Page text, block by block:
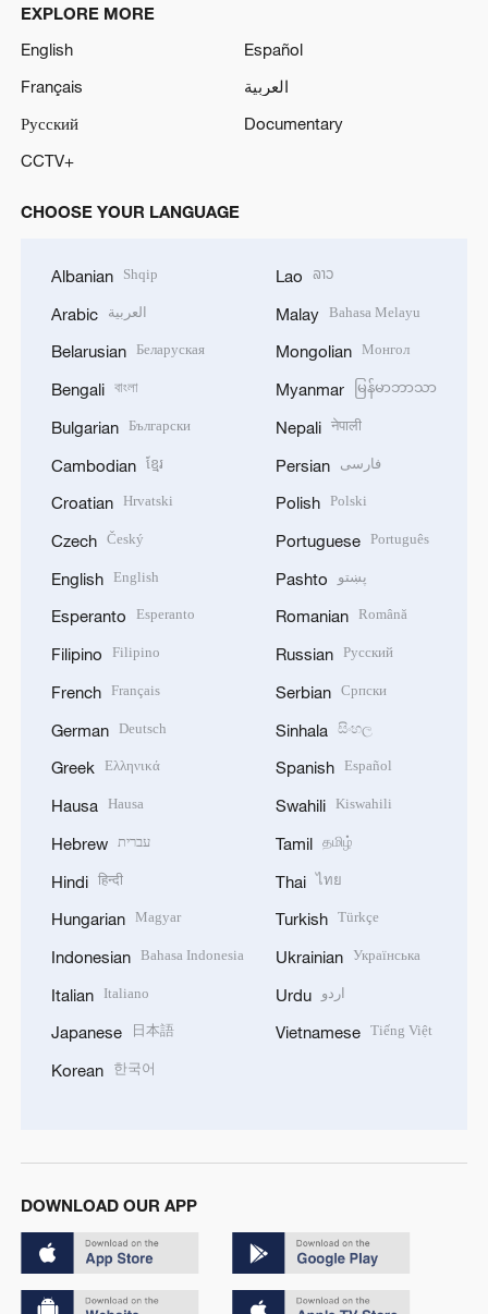
EXPLORE MORE
English
Español
Français
العربية
Русский
Documentary
CCTV+
CHOOSE YOUR LANGUAGE
Albanian Shqip
Arabic العربية
Belarusian Беларуская
Bengali বাংলা
Bulgarian Български
Cambodian ខ្មែរ
Croatian Hrvatski
Czech Český
English English
Esperanto Esperanto
Filipino Filipino
French Français
German Deutsch
Greek Ελληνικά
Hausa Hausa
Hebrew עברית
Hindi हिन्दी
Hungarian Magyar
Indonesian Bahasa Indonesia
Italian Italiano
Japanese 日本語
Korean 한국어
Lao ລາວ
Malay Bahasa Melayu
Mongolian Монгол
Myanmar မြန်မာဘာသာ
Nepali नेपाली
Persian فارسی
Polish Polski
Portuguese Português
Pashto پښتو
Romanian Română
Russian Русский
Serbian Српски
Sinhala සිංහල
Spanish Español
Swahili Kiswahili
Tamil தமிழ்
Thai ไทย
Turkish Türkçe
Ukrainian Українська
Urdu اردو
Vietnamese Tiếng Việt
DOWNLOAD OUR APP